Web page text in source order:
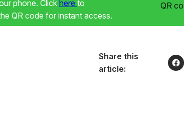
phone. Click here to
QR code for instant access.
Share this
article: